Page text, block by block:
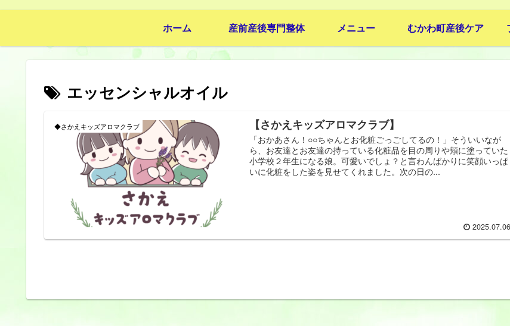
ホーム 産前産後専門整体 メニュー むかわ町産後ケア
エッセンシャルオイル
◆さかえキッズアロマクラブ 【さかえキッズアロマクラブ】
「おかあさん！○○ちゃんとお化粧ごっごしてるの！」そういいなが
ら、お友達とお友達の持っている化粧品を目の周りや頬に塗っていた
小学校２年生になる娘。可愛いでしょ？と言わんばかりに笑顔いっぱ
いに化粧をした姿を見せてくれました。次の日の...
2025.07.06